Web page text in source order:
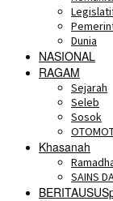
Dunia
NASIONAL
RAGAM
Sejarah
Seleb
Sosok
Khasanah
SAINS